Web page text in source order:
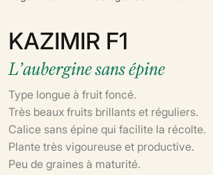
KAZIMIR F1
L’aubergine sans épine
Type longue à fruit foncé.
Très beaux fruits brillants et réguliers.
Calice sans épine qui facilite la récolte.
Plante très vigoureuse et productive.
Peu de graines à maturité.